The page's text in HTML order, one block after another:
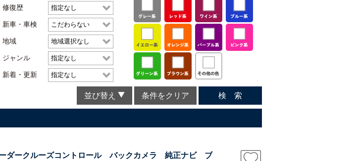
修復歴
新車・車検
地域
ジャンル
新着・更新
並び替え 条件をクリア 検 索
ーダークルーズコントロール バックカメラ 純正ナビ ブ